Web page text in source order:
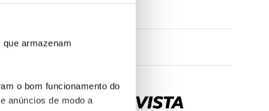
armazenam
o bom funcionamento do
anúncios de modo a